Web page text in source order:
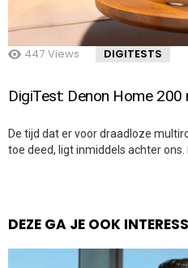
447 Views DIGITESTS
DigiTest: Denon Home 200
De tijd dat er voor draadloze
toe deed, ligt inmiddels achter ons.
DEZE GA JE OOK